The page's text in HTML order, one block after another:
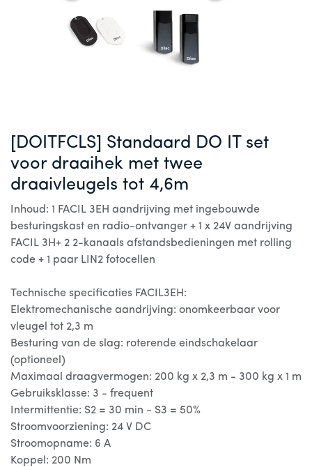
[DOITFCLS] Standaard DO IT set
voor draaihek met twee
draaivleugels tot 4,6m
Inhoud: 1 FACIL 3EH aandrijving met ingebouwde
besturingskast en radio-ontvanger + 1 x 24V aandrijving
FACIL 3H+ 2 2-kanaals afstandsbedieningen met rolling
code + 1 paar LIN2 fotocellen
Technische specificaties FACIL3EH:
Elektromechanische aandrijving: onomkeerbaar voor
vleugel tot 2,3 m
Besturing van de slag: roterende eindschakelaar
(optioneel)
Maximaal draagvermogen: 200 kg x 2,3 m - 300 kg x 1 m
Gebruiksklasse: 3 - frequent
Intermittentie: S2 = 30 min - S3 = 50%
Stroomvoorziening: 24 V DC
Stroomopname: 6 A
Koppel: 200 Nm